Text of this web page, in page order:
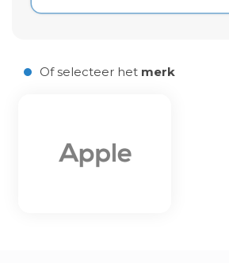
Of selecteer het merk